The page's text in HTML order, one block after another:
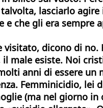
lasciarlo
che gli era sempre
visitato, dicono di
il male esiste. Noi
anni di essere
Femminicidio, lei
(ma nel giorno